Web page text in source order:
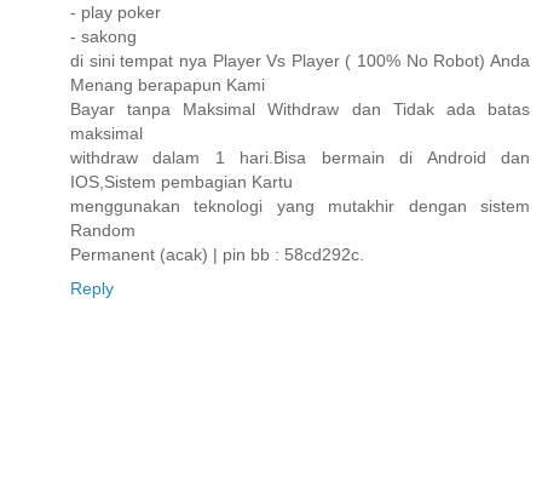
- play poker
- sakong
di sini tempat nya Player Vs Player ( 100% No Robot) Anda
Menang berapapun Kami
Bayar tanpa Maksimal Withdraw dan Tidak ada batas
maksimal
withdraw dalam 1 hari.Bisa bermain di Android dan
IOS,Sistem pembagian Kartu
menggunakan teknologi yang mutakhir dengan sistem
Random
Permanent (acak) | pin bb : 58cd292c.
Reply